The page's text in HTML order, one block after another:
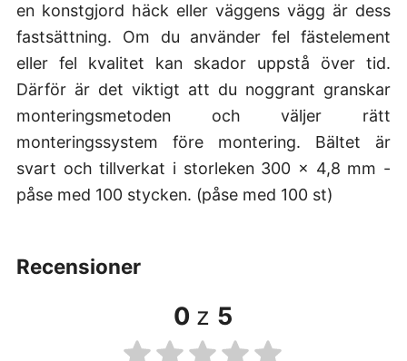
en konstgjord häck eller väggens vägg är dess
fastsättning. Om du använder fel fästelement
eller fel kvalitet kan skador uppstå över tid.
Därför är det viktigt att du noggrant granskar
monteringsmetoden och väljer rätt
monteringssystem före montering. Bältet är
svart och tillverkat i storleken 300 × 4,8 mm -
påse med 100 stycken. (påse med 100 st)
recensioner
0 z 5